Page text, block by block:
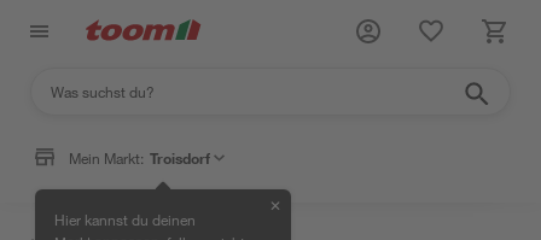
Mein Markt: Troisdorf
Hier kannst du deinen
✕